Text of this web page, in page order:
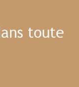
toute